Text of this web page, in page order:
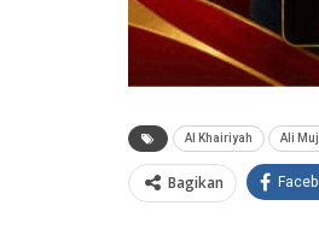
Al Khairiyah Ali
Bagikan